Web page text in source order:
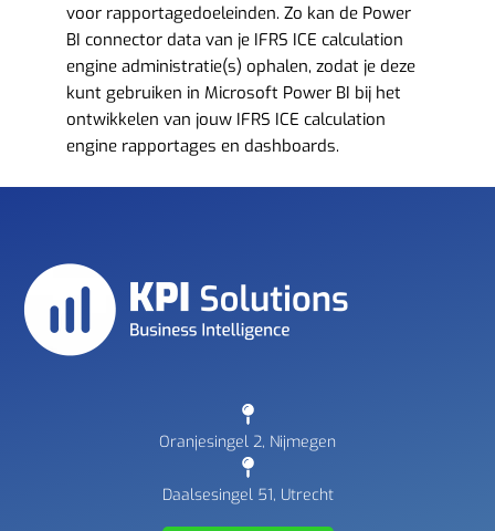
voor rapportagedoeleinden. Zo kan de Power
BI connector data van je IFRS ICE calculation
engine administratie(s) ophalen, zodat je deze
kunt gebruiken in Microsoft Power BI bij het
ontwikkelen van jouw IFRS ICE calculation
engine rapportages en dashboards.
Oranjesingel 2, Nijmegen
Daalsesingel 51, Utrecht